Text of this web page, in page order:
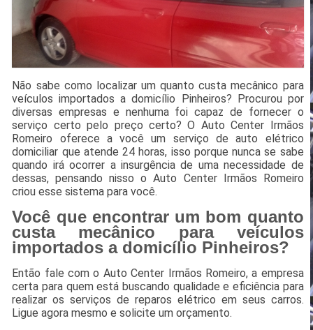
Não sabe como localizar um quanto custa mecânico para
veículos importados a domicílio Pinheiros? Procurou por
diversas empresas e nenhuma foi capaz de fornecer o
serviço certo pelo preço certo? O Auto Center Irmãos
Romeiro oferece a você um serviço de auto elétrico
domiciliar que atende 24 horas, isso porque nunca se sabe
quando irá ocorrer a insurgência de uma necessidade de
dessas, pensando nisso o Auto Center Irmãos Romeiro
criou esse sistema para você.
Você que encontrar um bom quanto
custa mecânico para veículos
importados a domicílio Pinheiros?
Então fale com o Auto Center Irmãos Romeiro, a empresa
certa para quem está buscando qualidade e eficiência para
realizar os serviços de reparos elétrico em seus carros.
Ligue agora mesmo e solicite um orçamento.